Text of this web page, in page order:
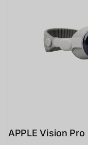
APPLE Vision Pro